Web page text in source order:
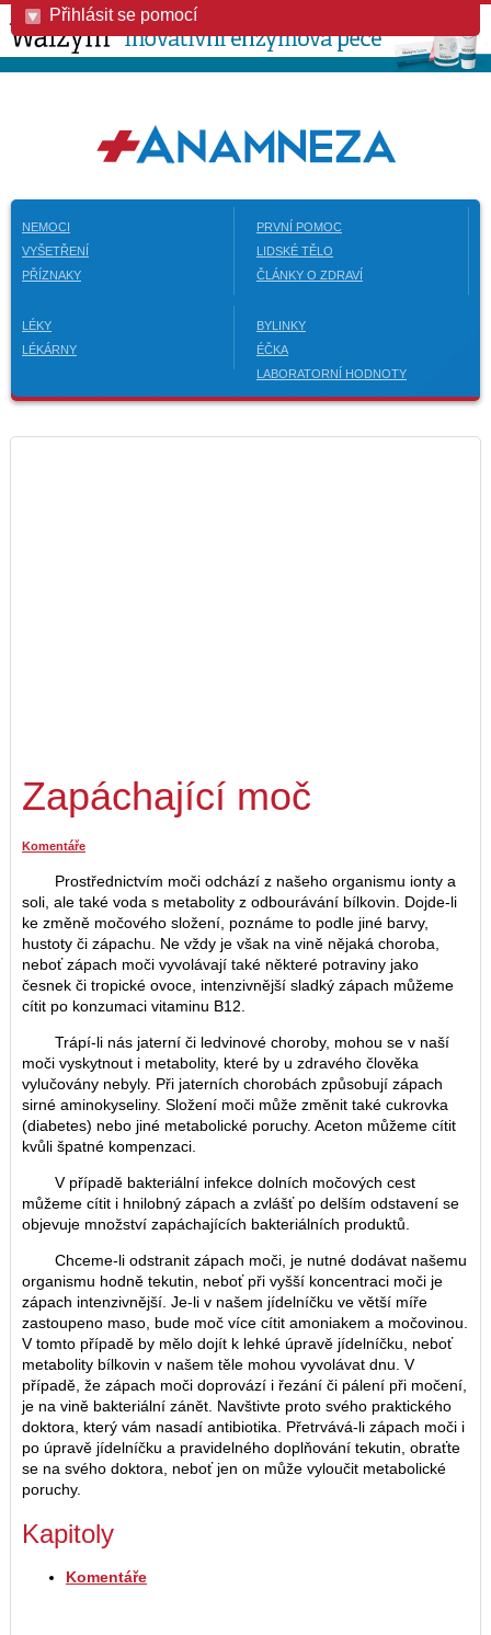
Přihlásit se pomocí
NEMOCI
VYŠETŘENÍ
PŘÍZNAKY
PRVNÍ POMOC
LIDSKÉ TĚLO
ČLÁNKY O ZDRAVÍ
LÉKY
LÉKÁRNY
BYLINKY
ÉČKA
LABORATORNÍ HODNOTY
Zapáchající moč
Komentáře
Prostřednictvím moči odchází z našeho organismu ionty a
soli, ale také voda s metabolity z odbourávání bílkovin. Dojde-li
ke změně močového složení, poznáme to podle jiné barvy,
hustoty či zápachu. Ne vždy je však na vině nějaká choroba,
neboť zápach moči vyvolávají také některé potraviny jako
česnek či tropické ovoce, intenzivnější sladký zápach můžeme
cítit po konzumaci vitaminu B12.
Trápí-li nás jaterní či ledvinové choroby, mohou se v naší
moči vyskytnout i metabolity, které by u zdravého člověka
vylučovány nebyly. Při jaterních chorobách způsobují zápach
sirné aminokyseliny. Složení moči může změnit také cukrovka
(diabetes) nebo jiné metabolické poruchy. Aceton můžeme cítit
kvůli špatné kompenzaci.
V případě bakteriální infekce dolních močových cest
můžeme cítit i hnilobný zápach a zvlášť po delším odstavení se
objevuje množství zapáchajících bakteriálních produktů.
Chceme-li odstranit zápach moči, je nutné dodávat našemu
organismu hodně tekutin, neboť při vyšší koncentraci moči je
zápach intenzivnější. Je-li v našem jídelníčku ve větší míře
zastoupeno maso, bude moč více cítit amoniakem a močovinou.
V tomto případě by mělo dojít k lehké úpravě jídelníčku, neboť
metabolity bílkovin v našem těle mohou vyvolávat dnu. V
případě, že zápach moči doprovází i řezání či pálení při močení,
je na vině bakteriální zánět. Navštivte proto svého praktického
doktora, který vám nasadí antibiotika. Přetrvává-li zápach moči i
po úpravě jídelníčku a pravidelného doplňování tekutin, obraťte
se na svého doktora, neboť jen on může vyloučit metabolické
poruchy.
Kapitoly
Komentáře